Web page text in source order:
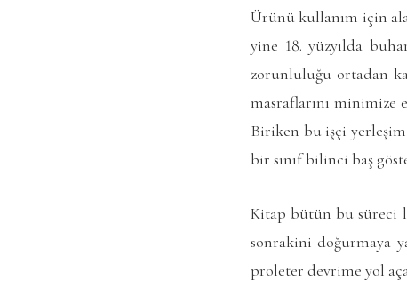
Ürünü kullanım için
yine 18. yüzyılda
zorunluluğu ortadan
masraflarını
Biriken bu işçi
bir sınıf bilinci baş
Kitap bütün bu süreci
sonrakini doğurmaya
proleter devrime yol